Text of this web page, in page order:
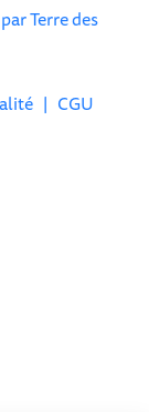
parTerre des
| CGU